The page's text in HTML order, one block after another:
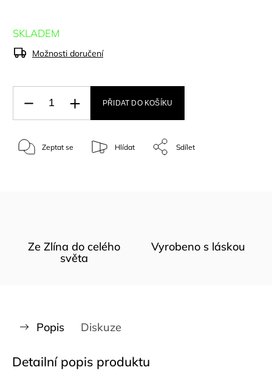
SKLADEM
Možnosti doručení
PŘIDAT DO KOŠÍKU
Zeptat se Hlídat Sdílet
Ze Zlína do celého
světa
Vyrobeno s láskou
Popis Diskuze
Detailní popis produktu